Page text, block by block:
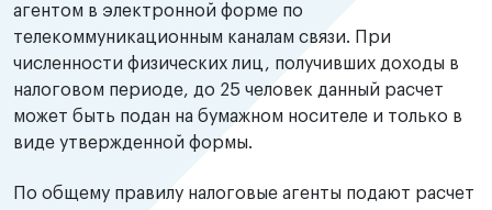
агентом в электронной форме по
телекоммуникационным каналам связи. При
численности физических лиц, получивших доходы в
налоговом периоде, до 25 человек данный расчет
может быть подан на бумажном носителе и только в
виде утвержденной формы.
По общему правилу налоговые агенты подают расчет